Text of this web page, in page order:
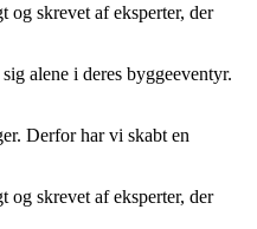
skrevet af eksperter, der
alene i deres byggeeventyr.
Derfor har vi skabt en
skrevet af eksperter, der